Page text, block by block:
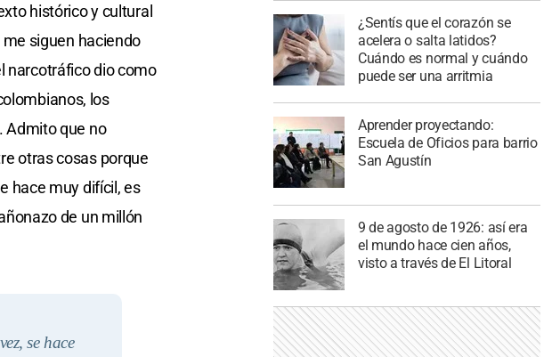
histórico y cultural
siguen haciendo
narcotráfico dio como
los
Admito que no
otras cosas porque
hace muy difícil, es
de un millón
se hace
¿Sentís que el corazón se
acelera o salta latidos?
Cuándo es normal y cuándo
puede ser una arritmia
Aprender proyectando:
Escuela de Oficios para barrio
San Agustín
9 de agosto de 1926: así era
el mundo hace cien años,
visto a través de El Litoral